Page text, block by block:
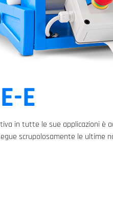
E
in tutte le sue applicazioni è
scrupolosamente le ultime